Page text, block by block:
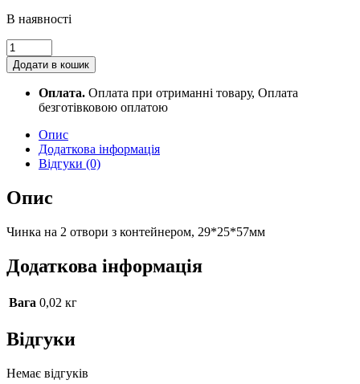
В наявності
Чинка
на
2
отвори
29*25*57мм
quantity
Додати в кошик
Оплата. Оплата при отриманні товару, Оплата
безготівковою оплатою
Опис
Додаткова інформація
Відгуки (0)
Опис
Чинка на 2 отвори з контейнером, 29*25*57мм
Додаткова інформація
Вага 0,02 кг
Відгуки
Немає відгуків